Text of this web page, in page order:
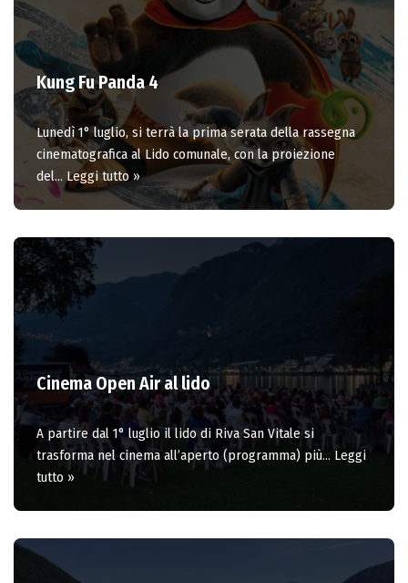
Kung Fu Panda 4
Lunedì 1° luglio, si terrà la prima serata della rassegna
cinematografica al Lido comunale, con la proiezione
del… Leggi tutto »
Cinema Open Air al lido
A partire dal 1° luglio il lido di Riva San Vitale si
trasforma nel cinema all’aperto (programma) più… Leggi
tutto »